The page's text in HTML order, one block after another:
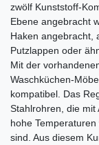
zwölf Kunststoff-
Ebene angebracht
Haken angebracht,
Putzlappen oder
Mit der
Waschküchen-
kompatibel. Das
Stahlrohren, die mit
hohe
sind. Aus diesem